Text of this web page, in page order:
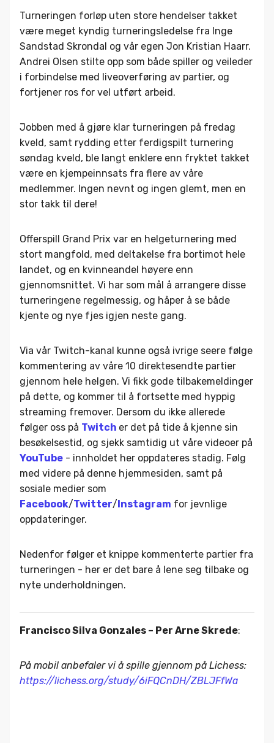
Turneringen forløp uten store hendelser takket
være meget kyndig turneringsledelse fra Inge
Sandstad Skrondal og vår egen Jon Kristian Haarr.
Andrei Olsen stilte opp som både spiller og veileder
i forbindelse med liveoverføring av partier, og
fortjener ros for vel utført arbeid.
Jobben med å gjøre klar turneringen på fredag
kveld, samt rydding etter ferdigspilt turnering
søndag kveld, ble langt enklere enn fryktet takket
være en kjempeinnsats fra flere av våre
medlemmer. Ingen nevnt og ingen glemt, men en
stor takk til dere!
Offerspill Grand Prix var en helgeturnering med
stort mangfold, med deltakelse fra bortimot hele
landet, og en kvinneandel høyere enn
gjennomsnittet. Vi har som mål å arrangere disse
turneringene regelmessig, og håper å se både
kjente og nye fjes igjen neste gang.
Via vår Twitch-kanal kunne også ivrige seere følge
kommentering av våre 10 direktesendte partier
gjennom hele helgen. Vi fikk gode tilbakemeldinger
på dette, og kommer til å fortsette med hyppig
streaming fremover. Dersom du ikke allerede
følger oss på Twitch er det på tide å kjenne sin
besøkelsestid, og sjekk samtidig ut våre videoer på
YouTube - innholdet her oppdateres stadig. Følg
med videre på denne hjemmesiden, samt på
sosiale medier som
Facebook/Twitter/ Instagram for jevnlige
oppdateringer.
Nedenfor følger et knippe kommenterte partier fra
turneringen - her er det bare å lene seg tilbake og
nyte underholdningen.
Francisco Silva Gonzales – Per Arne Skrede:
På mobil anbefaler vi å spille gjennom på Lichess:
https://lichess.org/study/6iFQCnDH/ZBLJFfWa